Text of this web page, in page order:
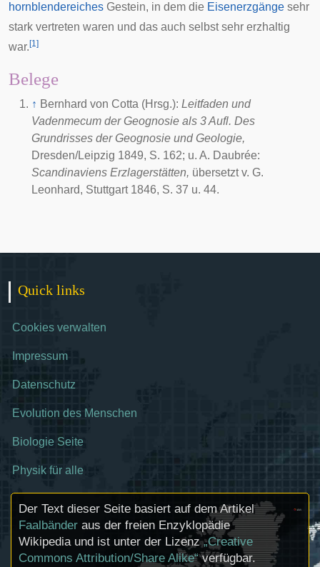
hornblendereiches Gestein, in dem die Eisenerzgänge sehr
stark vertreten waren und das auch selbst sehr erzhaltig
war. [1]
Belege
↑ Bernhard von Cotta (Hrsg.): Leitfaden und
Vadenmecum der Geognosie als 3 Aufl. Des
Grundrisses der Geognosie und Geologie,
Dresden/Leipzig 1849, S. 162; u. A. Daubrée:
Scandinaviens Erzlagerstätten, übersetzt v. G.
Leonhard, Stuttgart 1846, S. 37 u. 44.
Quick links
Cookies verwalten
Impressum
Datenschutz
Evolution des Menschen
Biologie Seite
Physik für alle
Der Text dieser Seite basiert auf dem Artikel
Faalbänder aus der freien Enzyklopädie
Wikipedia und ist unter der Lizenz„Creative
Commons Attribution/Share Alike“verfügbar.